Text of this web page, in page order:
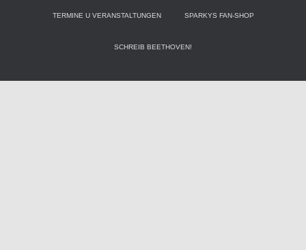
TERMINE U VERANSTALTUNGEN SPARKYS FAN-SHOP
SCHREIB BEETHOVEN!